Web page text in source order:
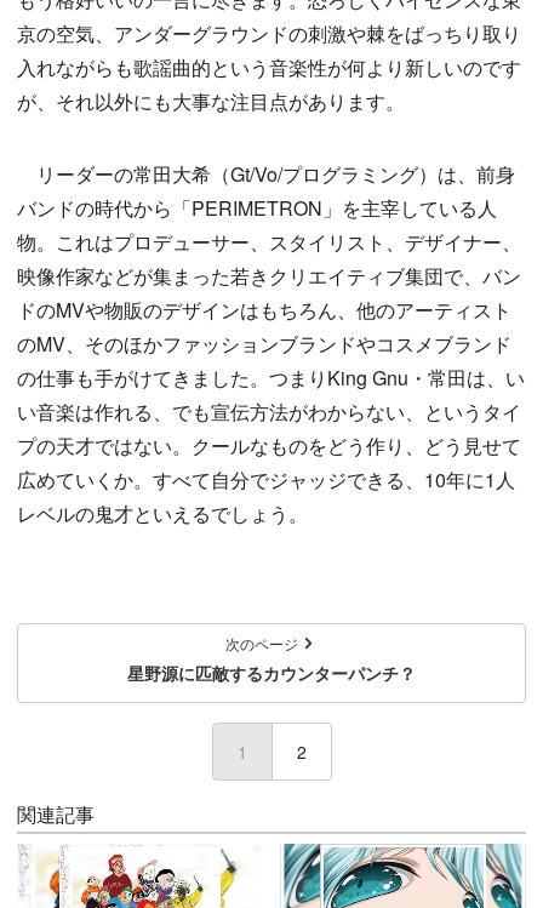
京の空気、アンダーグラウンドの刺激や棘をばっちり取り
入れながらも歌謡曲的という音楽性が何より新しいのです
が、それ以外にも大事な注目点があります。
リーダーの常田大希（Gt/Vo/プログラミング）は、前身
バンドの時代から「PERIMETRON」を主宰している人
物。これはプロデューサー、スタイリスト、デザイナー、
映像作家などが集まった若きクリエイティブ集団で、バン
ドのMVや物販のデザインはもちろん、他のアーティスト
のMV、そのほかファッションブランドやコスメブランド
の仕事も手がけてきました。つまりKing Gnu・常田は、い
い音楽は作れる、でも宣伝方法がわからない、というタイ
プの天才ではない。クールなものをどう作り、どう見せて
広めていくか。すべて自分でジャッジできる、10年に1人
レベルの鬼才といえるでしょう。
次のページ
星野源に匹敵するカウンターパンチ？
1 (current)
2
関連記事